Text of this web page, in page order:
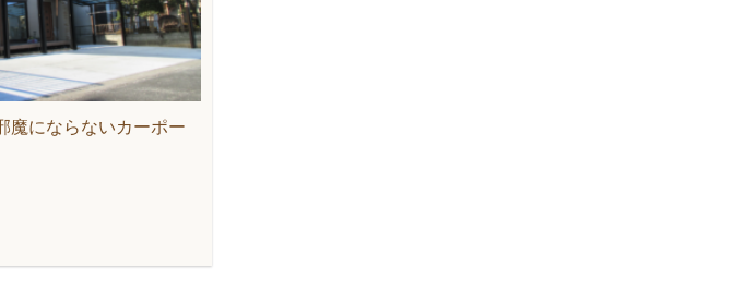
魔にならないカーポー